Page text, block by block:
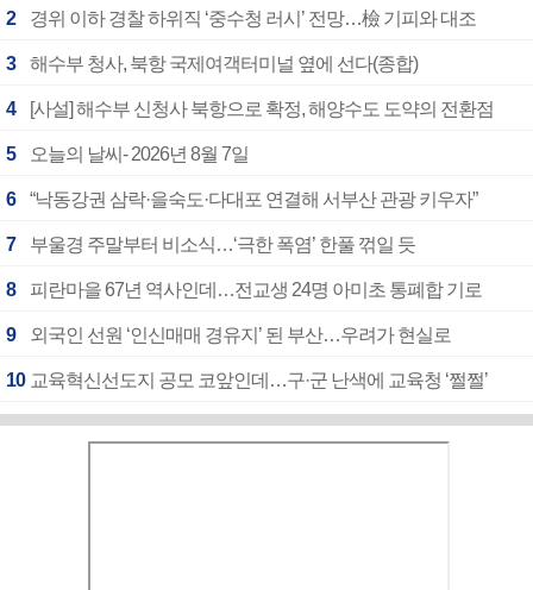
2 경위 이하 경찰 하위직 ‘중수청 러시’ 전망…檢 기피와 대조
3 해수부 청사, 북항 국제여객터미널 옆에 선다(종합)
4 [사설] 해수부 신청사 북항으로 확정, 해양수도 도약의 전환점
5 오늘의 날씨- 2026년 8월 7일
6 “낙동강권 삼락·을숙도·다대포 연결해 서부산 관광 키우자”
7 부울경 주말부터 비소식…‘극한 폭염’ 한풀 꺾일 듯
8 피란마을 67년 역사인데…전교생 24명 아미초 통폐합 기로
9 외국인 선원 ‘인신매매 경유지’ 된 부산…우려가 현실로
10 교육혁신선도지 공모 코앞인데…구·군 난색에 교육청 ‘쩔쩔’